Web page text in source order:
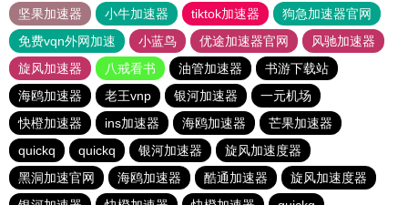
坚果加速器
小牛加速器 tiktok加速器
狗急加速器官网
免费vqn外网加速
小蓝鸟 优途加速器官网
风驰加速器
旋风加速器
八戒看书 油管加速器
书游下载站
海鸥加速器
老王vnp 银河加速器
一元机场
快橙加速器
ins加速器 海鸥加速器
芒果加速器
quickq
quickq 银河加速器
旋风加速度器
黑洞加速官网
海鸥加速器 酷通加速器
旋风加速度器